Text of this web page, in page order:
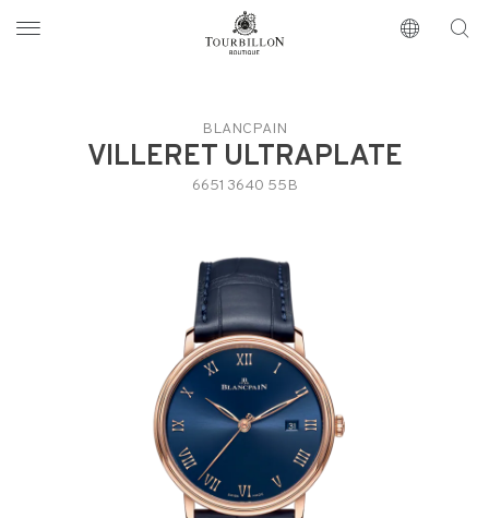
https://www.tourbillon.com/index.php/zh-hant
BLANCPAIN
VILLERET ULTRAPLATE
6651 3640 55B